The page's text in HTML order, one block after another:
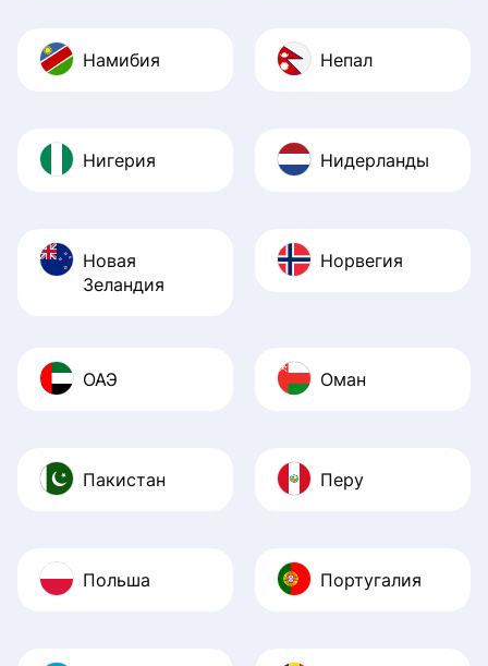
Намибия Непал
Нигерия Нидерланды
Новая
Зеландия
Норвегия
ОАЭ Оман
Пакистан Перу
Польша Португалия